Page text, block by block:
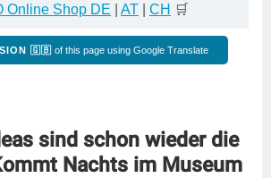
Online Shop DE AT CH 🛒
🇬🇧 of this page using Google Translate
sind schon wieder die
Nachts im Museum